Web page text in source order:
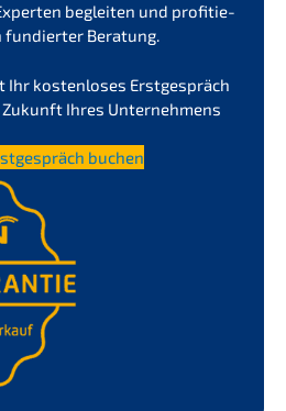
beglei­ten und profi­tie­
fundier­ter Beratung.
Ihr kosten­lo­ses Erstge­spräch
Zukunft Ihres Unternehmens
buchen